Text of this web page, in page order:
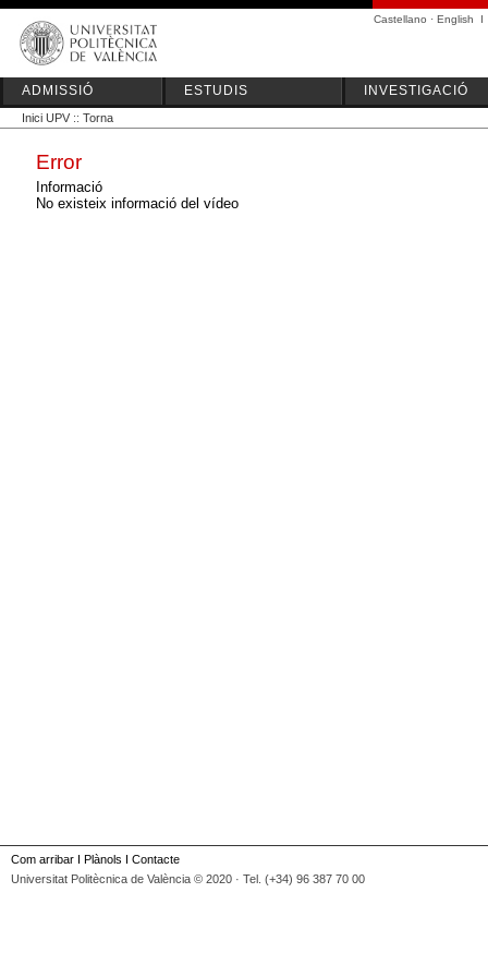
Castellano · English I
ADMISSIÓ ESTUDIS INVESTIGACIÓ
Inici UPV :: Torna
Error
Informació
No existeix informació del vídeo
Com arribar I Plànols I Contacte
Universitat Politècnica de València © 2020 · Tel. (+34) 96 387 70 00